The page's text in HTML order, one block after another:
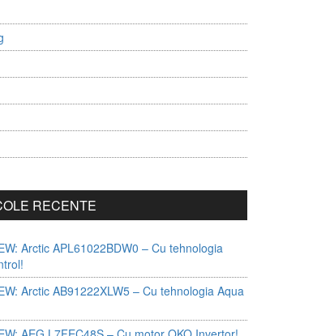
RECENTE
Arctic APL61022BDW0 – Cu tehnologia
Arctic AB91222XLW5 – Cu tehnologia Aqua